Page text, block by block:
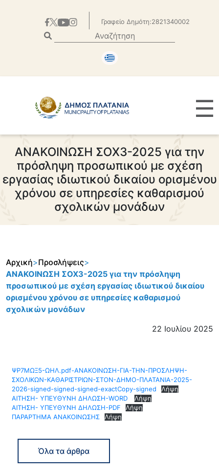
Γραφείο Δημότη:2821340002
☰
ΑΝΑΚΟΙΝΩΣΗ ΣΟΧ3-2025 για την
πρόσληψη προσωπικού με σχέση
εργασίας ιδιωτικού δικαίου ορισμένου
χρόνου σε υπηρεσίες καθαρισμού
σχολικών μονάδων
Αρχική>Προσλήψεις>
ΑΝΑΚΟΙΝΩΣΗ ΣΟΧ3-2025 για την πρόσληψη
προσωπικού με σχέση εργασίας ιδιωτικού δικαίου
ορισμένου χρόνου σε υπηρεσίες καθαρισμού
σχολικών μονάδων
22 Ιουλίου 2025
ΨΡ7ΜΩΞ5-ΩΗΛ.pdf-ΑΝΑΚΟΙΝΩΣΗ-ΓΙΑ-ΤΗΝ-ΠΡΟΣΛΗΨΗ-
ΣΧΟΛΙΚΩΝ-ΚΑΘΑΡΙΣΤΡΙΩΝ-ΣΤΟΝ-ΔΗΜΟ-ΠΛΑΤΑΝΙΑ-2025-
2026-signed-signed-signed-exactCopy-signed
Λήψη
ΑΙΤΗΣΗ- ΥΠΕΥΘΥΝΗ ΔΗΛΩΣΗ-WORD
Λήψη
ΑΙΤΗΣΗ- ΥΠΕΥΘΥΝΗ ΔΗΛΩΣΗ-PDF
Λήψη
ΠΑΡΑΡΤΗΜΑ ΑΝΑΚΟΙΝΩΣΗΣ
Λήψη
Όλα τα άρθρα